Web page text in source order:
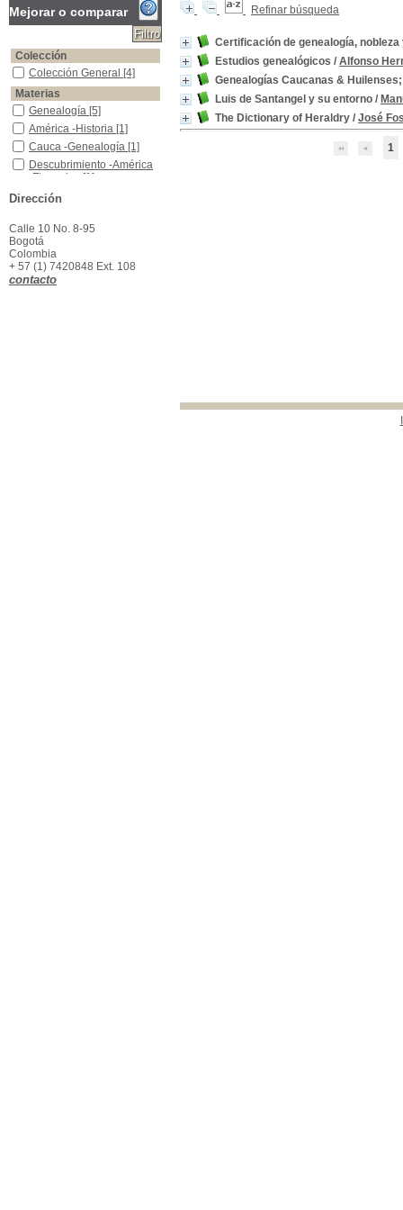
Refinar búsqueda
Certificación de genealogía,
Estudios genealógicos / Alfonso
Genealogías Caucanas &
Luis de Santangel y su entorno /
The Dictionary of Heraldry / José
1
Mejorar o comparar
Colección
Colección General
Colección General [4]
Materias
Genealogía
Genealogía [5]
América -Historia
América -Historia [1]
Cauca -Genealogía
Cauca -Genealogía [1]
Descubrimiento -América -Financias
Descubrimiento -América
-Financias [1]
Emblemas
Emblemas
Figueroa -Genealogías
Heráldica
Heráldica
Heráldica -Diccionarios
Heráldica -Diccionarios
Huila -Genealogía
Huila -Genealogía
Dirección
Calle 10 No. 8-95
Bogotá
Colombia
+ 57 (1) 7420848 Ext. 108
contacto